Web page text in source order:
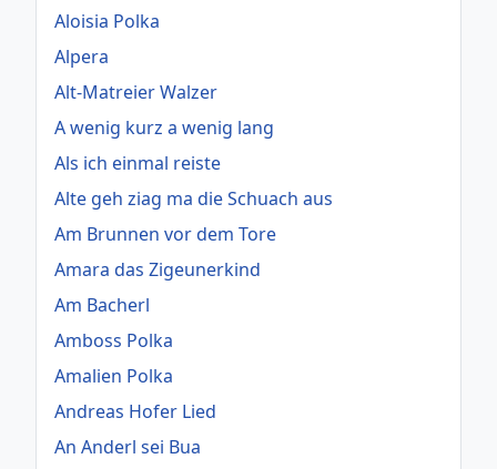
Aloisia Polka
Alpera
Alt-Matreier Walzer
A wenig kurz a wenig lang
Als ich einmal reiste
Alte geh ziag ma die Schuach aus
Am Brunnen vor dem Tore
Amara das Zigeunerkind
Am Bacherl
Amboss Polka
Amalien Polka
Andreas Hofer Lied
An Anderl sei Bua